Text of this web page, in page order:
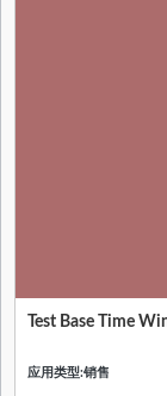
Test Base model
Test Base Time
应用类型:销售